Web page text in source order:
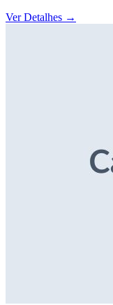
Ver Detalhes →